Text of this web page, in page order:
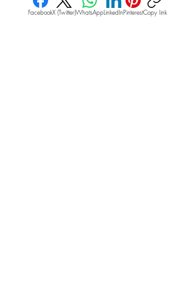
FacebookX (Twitter)WhatsAppLinkedInPinterestCopy link